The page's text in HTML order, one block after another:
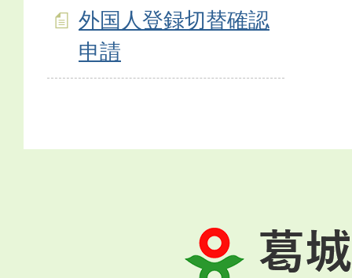
外国人登録切替確認
申請
葛
城